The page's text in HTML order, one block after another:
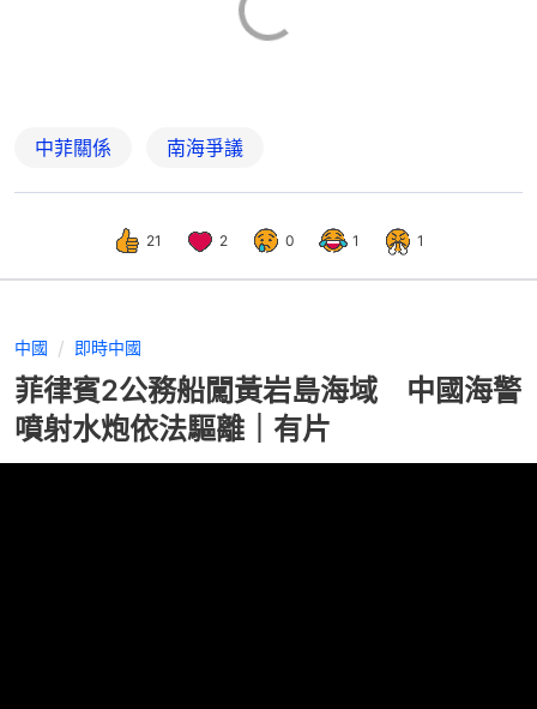
中菲關係 南海爭議
21 2 0 1 1
中國 即時中國
菲律賓2公務船闖黃岩島海域 中國海警
噴射水炮依法驅離｜有片